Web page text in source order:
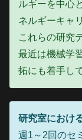
ルギーを中心
ネルギーキャ
これらの研究
最近は機械学
拓にも着手し
研究室におけ
週1～2回のセ